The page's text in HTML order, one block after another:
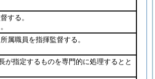
する。
属職員を指揮監督する。
が指定するものを専門的に処理するとと